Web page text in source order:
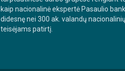
kaip nacionalinė ekspertė Pasaulio
didesnę nei 300 ak. valandų
teisėjams patirtį.